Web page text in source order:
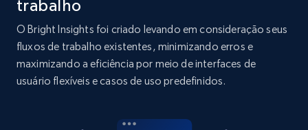
2.1K+ 375+ Comece agora
URL, Product id, Listing inventory id, Title, Rating,
trabalho
O Bright Insights foi criado levando em consideração seus
fluxos de trabalho existentes, minimizando erros e
maximizando a eficiência por meio de interfaces de
usuário flexíveis e casos de uso predefinidos.